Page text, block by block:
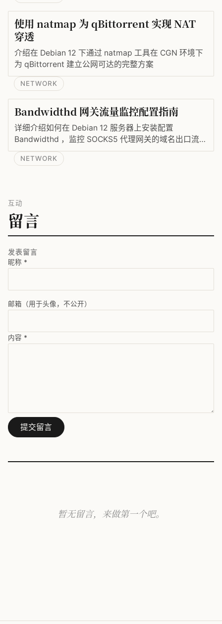
使用 natmap 为 qBittorrent 实现 NAT
穿透
介绍在 Debian 12 下通过 natmap 工具在 CGN 环境下
为 qBittorrent 建立公网可达的完整方案
NETWORK
Bandwidthd 网关流量监控配置指南
详细介绍如何在 Debian 12 服务器上安装配置
Bandwidthd ，监控 SOCKS5 代理网关的域名出口流量
统计
NETWORK
互动
留言
发表留言
昵称 *
邮箱（用于头像，不公开）
内容 *
提交留言
暂无留言，来做第一个吧。